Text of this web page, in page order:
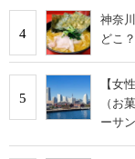
4
神奈
どこ
5
【女
（お
ーサ